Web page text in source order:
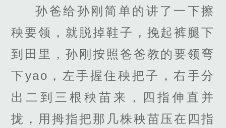
孙爸给孙刚简单的讲了一下擦
秧要领，就脱掉鞋子，挽起裤腿下
到田里，孙刚按照爸爸教的要领弯
下yao，左手握住秧把子，右手分
出二到三根秧苗来，四指伸直并
拢，用拇指把那几株秧苗压在四指